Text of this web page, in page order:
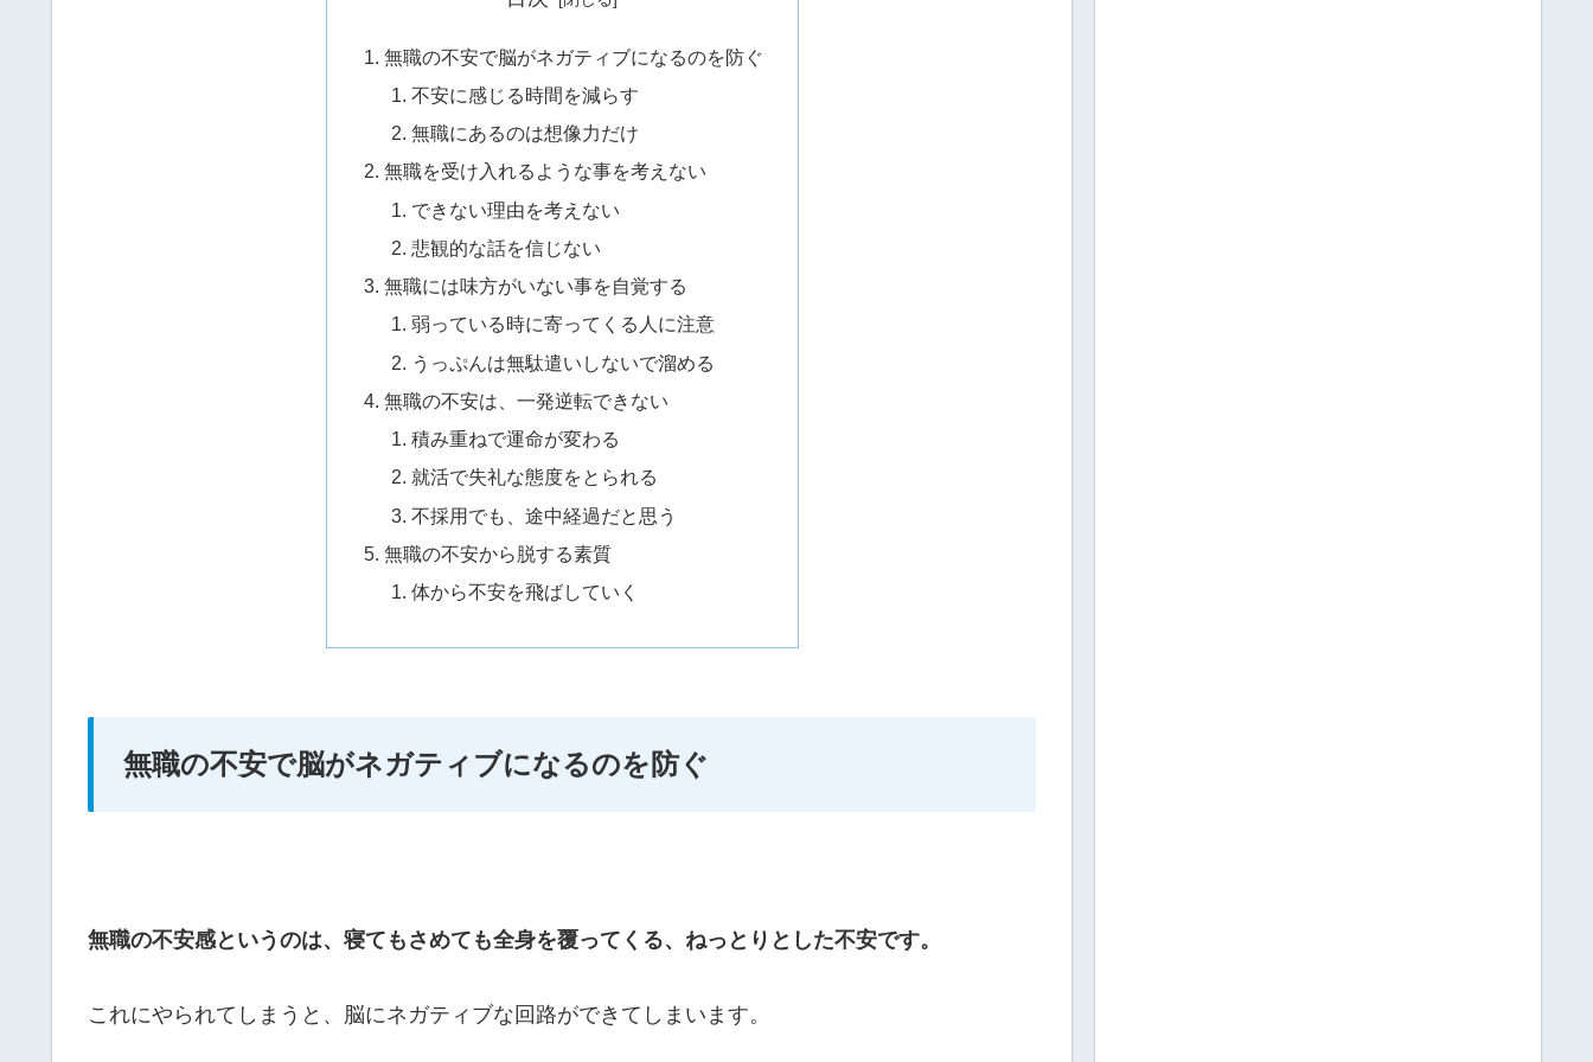
無職の不安で脳がネガティブになるのを防ぐ
不安に感じる時間を減らす
無職にあるのは想像力だけ
無職を受け入れるような事を考えない
できない理由を考えない
悲観的な話を信じない
無職には味方がいない事を自覚する
弱っている時に寄ってくる人に注意
うっぷんは無駄遣いしないで溜める
無職の不安は、一発逆転できない
積み重ねで運命が変わる
就活で失礼な態度をとられる
不採用でも、途中経過だと思う
無職の不安から脱する素質
体から不安を飛ばしていく
無職の不安で脳がネガティブになるのを防ぐ
無職の不安感というのは、寝てもさめても全身を覆ってくる、ねっとりとした不安です。
これにやられてしまうと、脳にネガティブな回路ができてしまいます。